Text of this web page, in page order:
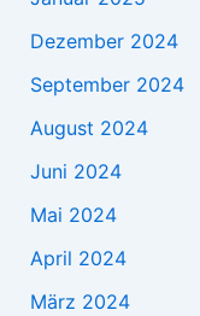
Dezember 2024
September 2024
August 2024
Juni 2024
Mai 2024
April 2024
März 2024